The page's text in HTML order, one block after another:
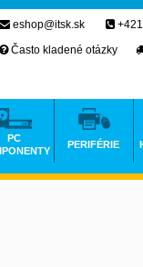
eshop@itsk.sk
Často kladené otázky
PC
PERIFÉRIE